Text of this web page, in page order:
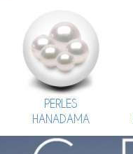
PERLES
HANADAMA